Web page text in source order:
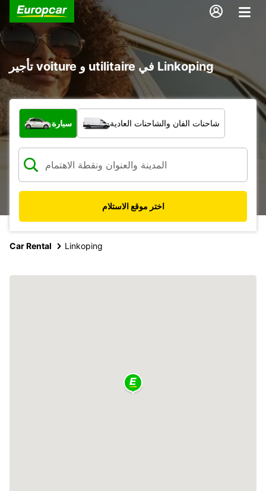
تأجير voiture و utilitaire في Linkoping
ما نوع المركبة؟
سيارة شاحنات الفان والشاحنات العادية
اختر موقع الاستلام
Car Rental Linkoping